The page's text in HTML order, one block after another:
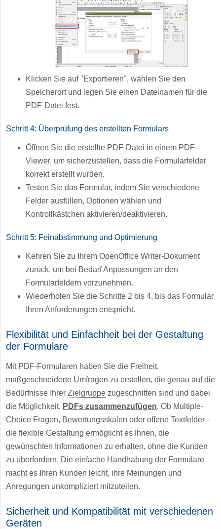
Klicken Sie auf "Exportieren", wählen Sie den
Speicherort und legen Sie einen Dateinamen für die
PDF-Datei fest.
Schritt 4: Überprüfung des erstellten Formulars
Öffnen Sie die erstellte PDF-Datei in einem PDF-
Viewer, um sicherzustellen, dass die Formularfelder
korrekt erstellt wurden.
Testen Sie das Formular, indem Sie verschiedene
Felder ausfüllen, Optionen wählen und
Kontrollkästchen aktivieren/deaktivieren.
Schritt 5: Feinabstimmung und Optimierung
Kehren Sie zu Ihrem OpenOffice Writer-Dokument
zurück, um bei Bedarf Anpassungen an den
Formularfeldern vorzunehmen.
Wiederholen Sie die Schritte 2 bis 4, bis das Formular
Ihren Anforderungen entspricht.
Flexibilität und Einfachheit bei der Gestaltung
der Formulare
Mit PDF-Formularen haben Sie die Freiheit,
maßgeschneiderte Umfragen zu erstellen, die genau auf die
Bedürfnisse Ihrer Zielgruppe zugeschnitten sind und dabei
die Möglichkeit, PDFs zusammenzufügen. Ob Multiple-
Choice Fragen, Bewertungsskalen oder offene Textfelder -
die flexible Gestaltung ermöglicht es Ihnen, die
gewünschten Informationen zu erhalten, ohne die Kunden
zu überfordern. Die einfache Handhabung der Formulare
macht es Ihren Kunden leicht, ihre Meinungen und
Anregungen unkompliziert mitzuteilen.
Sicherheit und Kompatibilität mit verschiedenen
Geräten